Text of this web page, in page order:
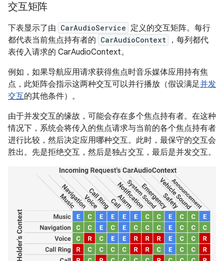
交互矩阵
下表显示了由 CarAudioService 定义的交互矩阵。每行
都代表当前焦点持有者的 CarAudioContext
，每列都代
表传入请求的 CarAudioContext。
例如，如果导航应用请求获得焦点时音乐媒体应用持有焦
点，此矩阵会指示这两种交互可以并行播放（假设满足并发
交互的其他条件）。
由于并发交互的缘故，可能会存在多个焦点持有者。在这种
情况下，系统会将传入的焦点请求与当前的各个焦点持有者
进行比较，然后决定应用哪种交互。此时，最保守的交互会
胜出。先是拒绝交互，然后是独占交互，最后是并发交互。